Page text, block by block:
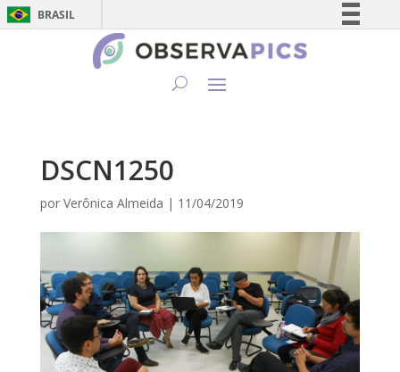
BRASIL
Simplifique!
DSCN1250
por Verônica Almeida | 11/04/2019